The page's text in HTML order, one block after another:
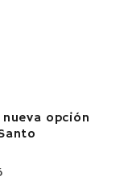
opción